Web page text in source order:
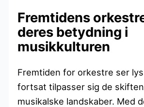
Fremtidens
deres betydning i
musikkulturen
Fremtiden for orkestre ser
fortsat tilpasser sig de
musikalske landskaber. Med